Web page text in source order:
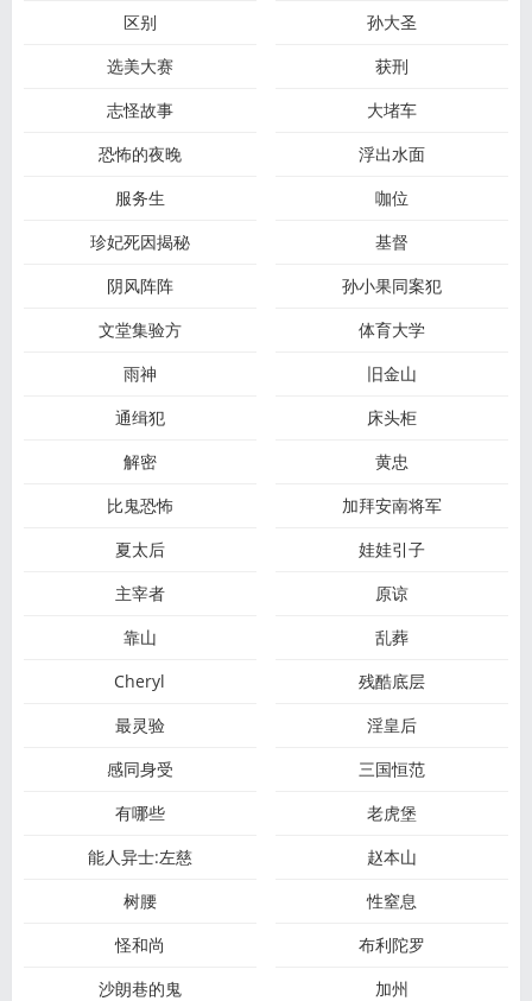
区别
孙大圣
选美大赛
获刑
志怪故事
大堵车
恐怖的夜晚
浮出水面
服务生
咖位
珍妃死因揭秘
基督
阴风阵阵
孙小果同案犯
文堂集验方
体育大学
雨神
旧金山
通缉犯
床头柜
解密
黄忠
比鬼恐怖
加拜安南将军
夏太后
娃娃引子
主宰者
原谅
靠山
乱葬
Cheryl
残酷底层
最灵验
淫皇后
感同身受
三国恒范
有哪些
老虎堡
能人异士:左慈
赵本山
树腰
性窒息
怪和尚
布利陀罗
沙朗巷的鬼
加州